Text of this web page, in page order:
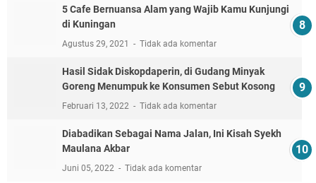
5 Cafe Bernuansa Alam yang Wajib Kamu Kunjungi
di Kuningan
Agustus 29, 2021 Tidak ada komentar
Hasil Sidak Diskopdaperin, di Gudang Minyak
Goreng Menumpuk ke Konsumen Sebut Kosong
Februari 13, 2022 Tidak ada komentar
Diabadikan Sebagai Nama Jalan, Ini Kisah Syekh
Maulana Akbar
Juni 05, 2022 Tidak ada komentar